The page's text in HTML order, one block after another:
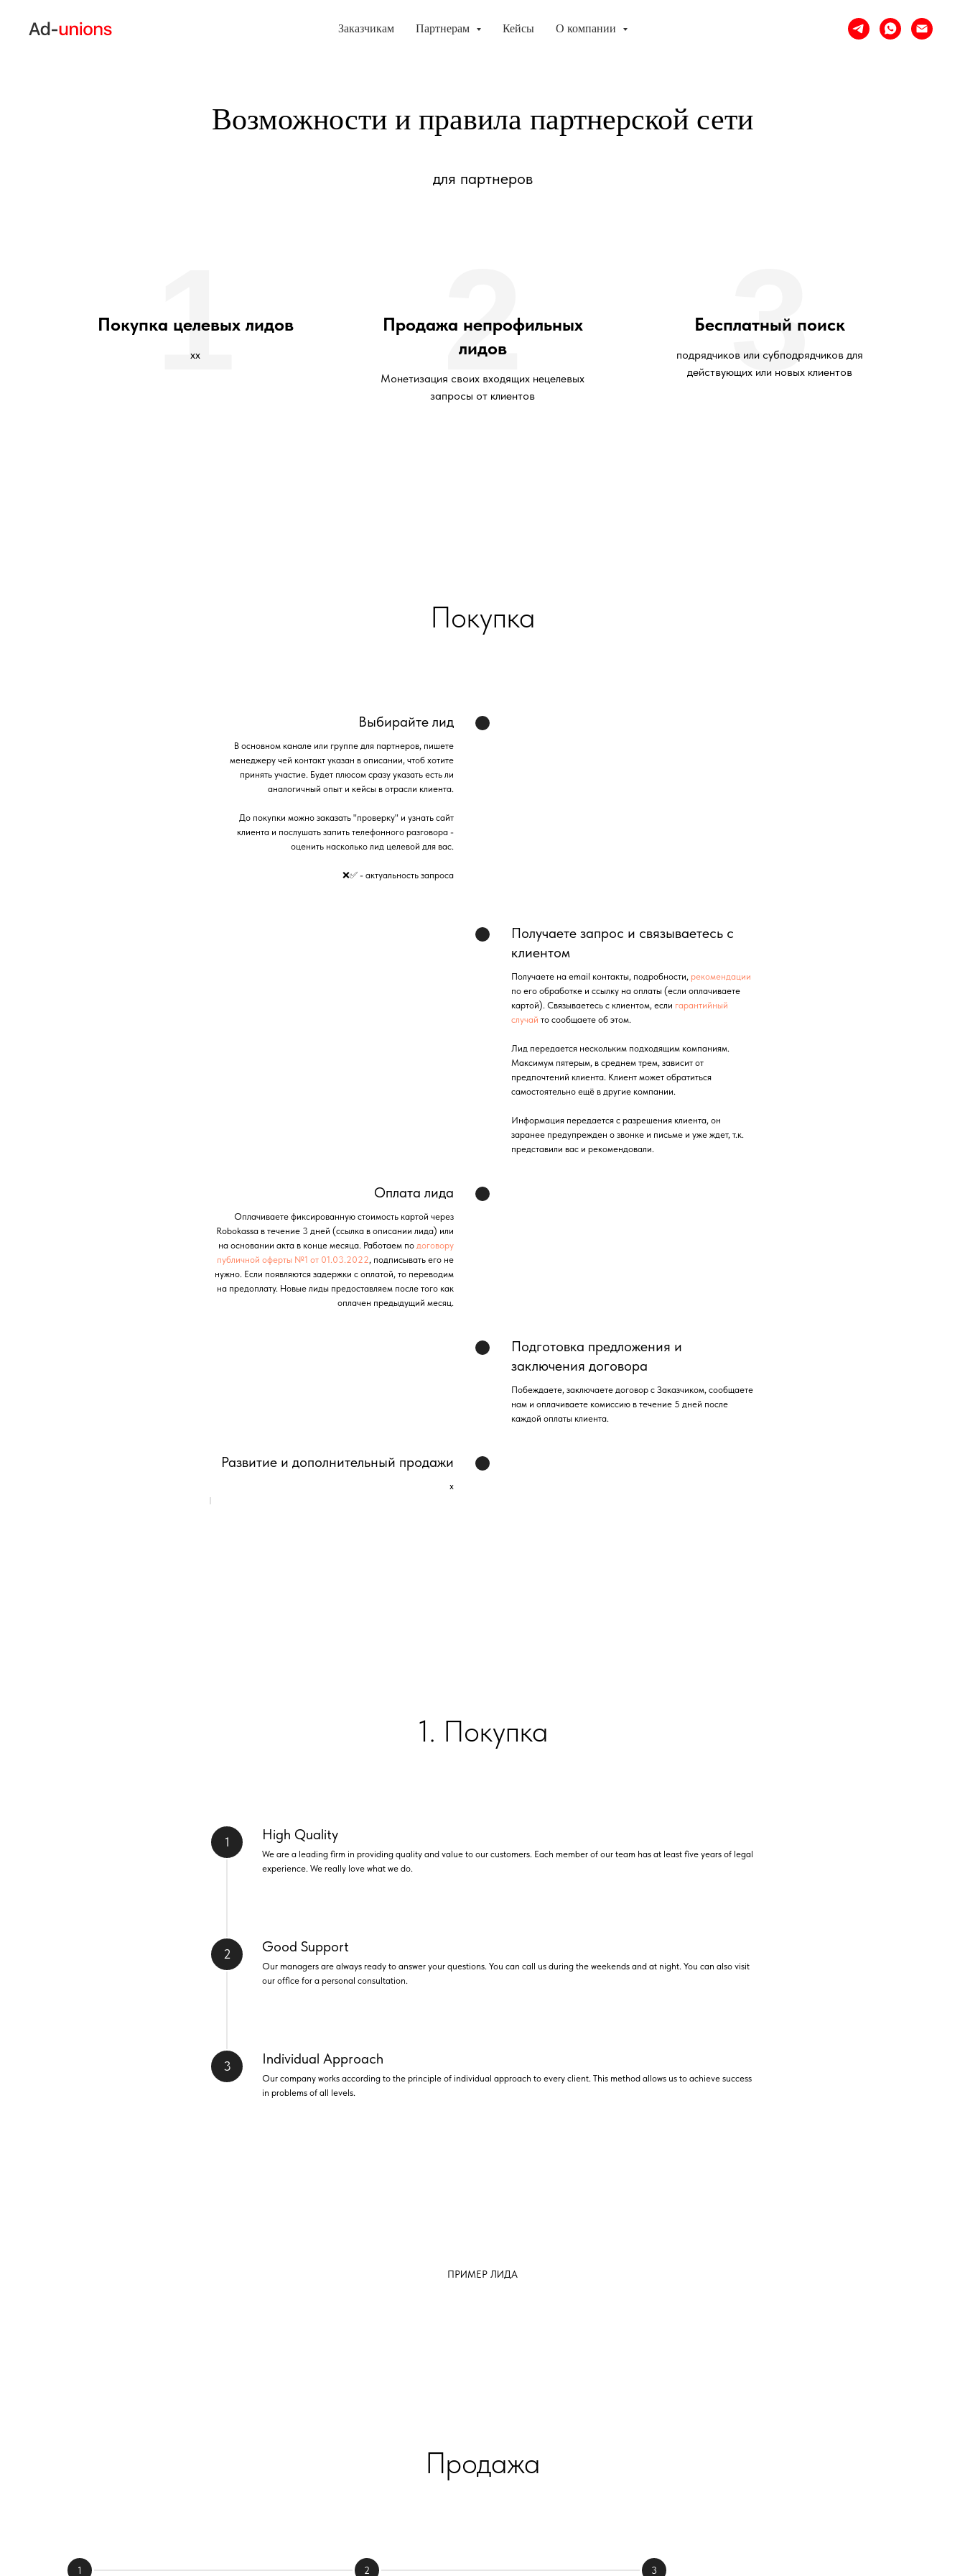
Заказчикам Партнерам Кейсы О компании
Возможности и правила партнерской сети
для партнеров
Покупка целевых лидов
хх
1
Продажа непрофильных
лидов
Монетизация своих входящих нецелевых
запросы от клиентов
2 Бесплатный поиск
подрядчиков или субподрядчиков для
действующих или новых клиентов
3
Покупка
Выбирайте лид
В основном канале или группе для партнеров, пишете
менеджеру чей контакт указан в описании, чтоб хотите
принять участие. Будет плюсом сразу указать есть ли
аналогичный опыт и кейсы в отрасли клиента.
До покупки можно заказать "проверку" и узнать сайт
клиента и послушать запить телефонного разговора -
оценить насколько лид целевой для вас.
❌✅ - актуальность запроса
Получаете запрос и связываетесь с
клиентом
Получаете на email контакты, подробности, рекомендации
по его обработке и ссылку на оплаты (если оплачиваете
картой). Связываетесь с клиентом, если гарантийный
случай то сообщаете об этом.
Лид передается нескольким подходящим компаниям.
Максимум пятерым, в среднем трем, зависит от
предпочтений клиента. Клиент может обратиться
самостоятельно ещё в другие компании.
Информация передается с разрешения клиента, он
заранее предупрежден о звонке и письме и уже ждет, т.к.
представили вас и рекомендовали.
Оплата лида
Оплачиваете фиксированную стоимость картой через
Robokassa в течение 3 дней (ссылка в описании лида) или
на основании акта в конце месяца. Работаем по договору
публичной оферты №1 от 01.03.2022, подписывать его не
нужно. Если появляются задержки с оплатой, то переводим
на предоплату. Новые лиды предоставляем после того как
оплачен предыдущий месяц.
Подготовка предложения и
заключения договора
Побеждаете, заключаете договор с Заказчиком, сообщаете
нам и оплачиваете комиссию в течение 5 дней после
каждой оплаты клиента.
Развитие и дополнительный продажи
х
1. Покупка
High Quality
We are a leading firm in providing quality and value to our customers. Each member of our team has at least five years of legal
experience. We really love what we do.
Good Support
Our managers are always ready to answer your questions. You can call us during the weekends and at night. You can also visit
our office for a personal consultation.
Individual Approach
Our company works according to the principle of individual approach to every client. This method allows us to achieve success
in problems of all levels.
ПРИМЕР ЛИДА
Продажа